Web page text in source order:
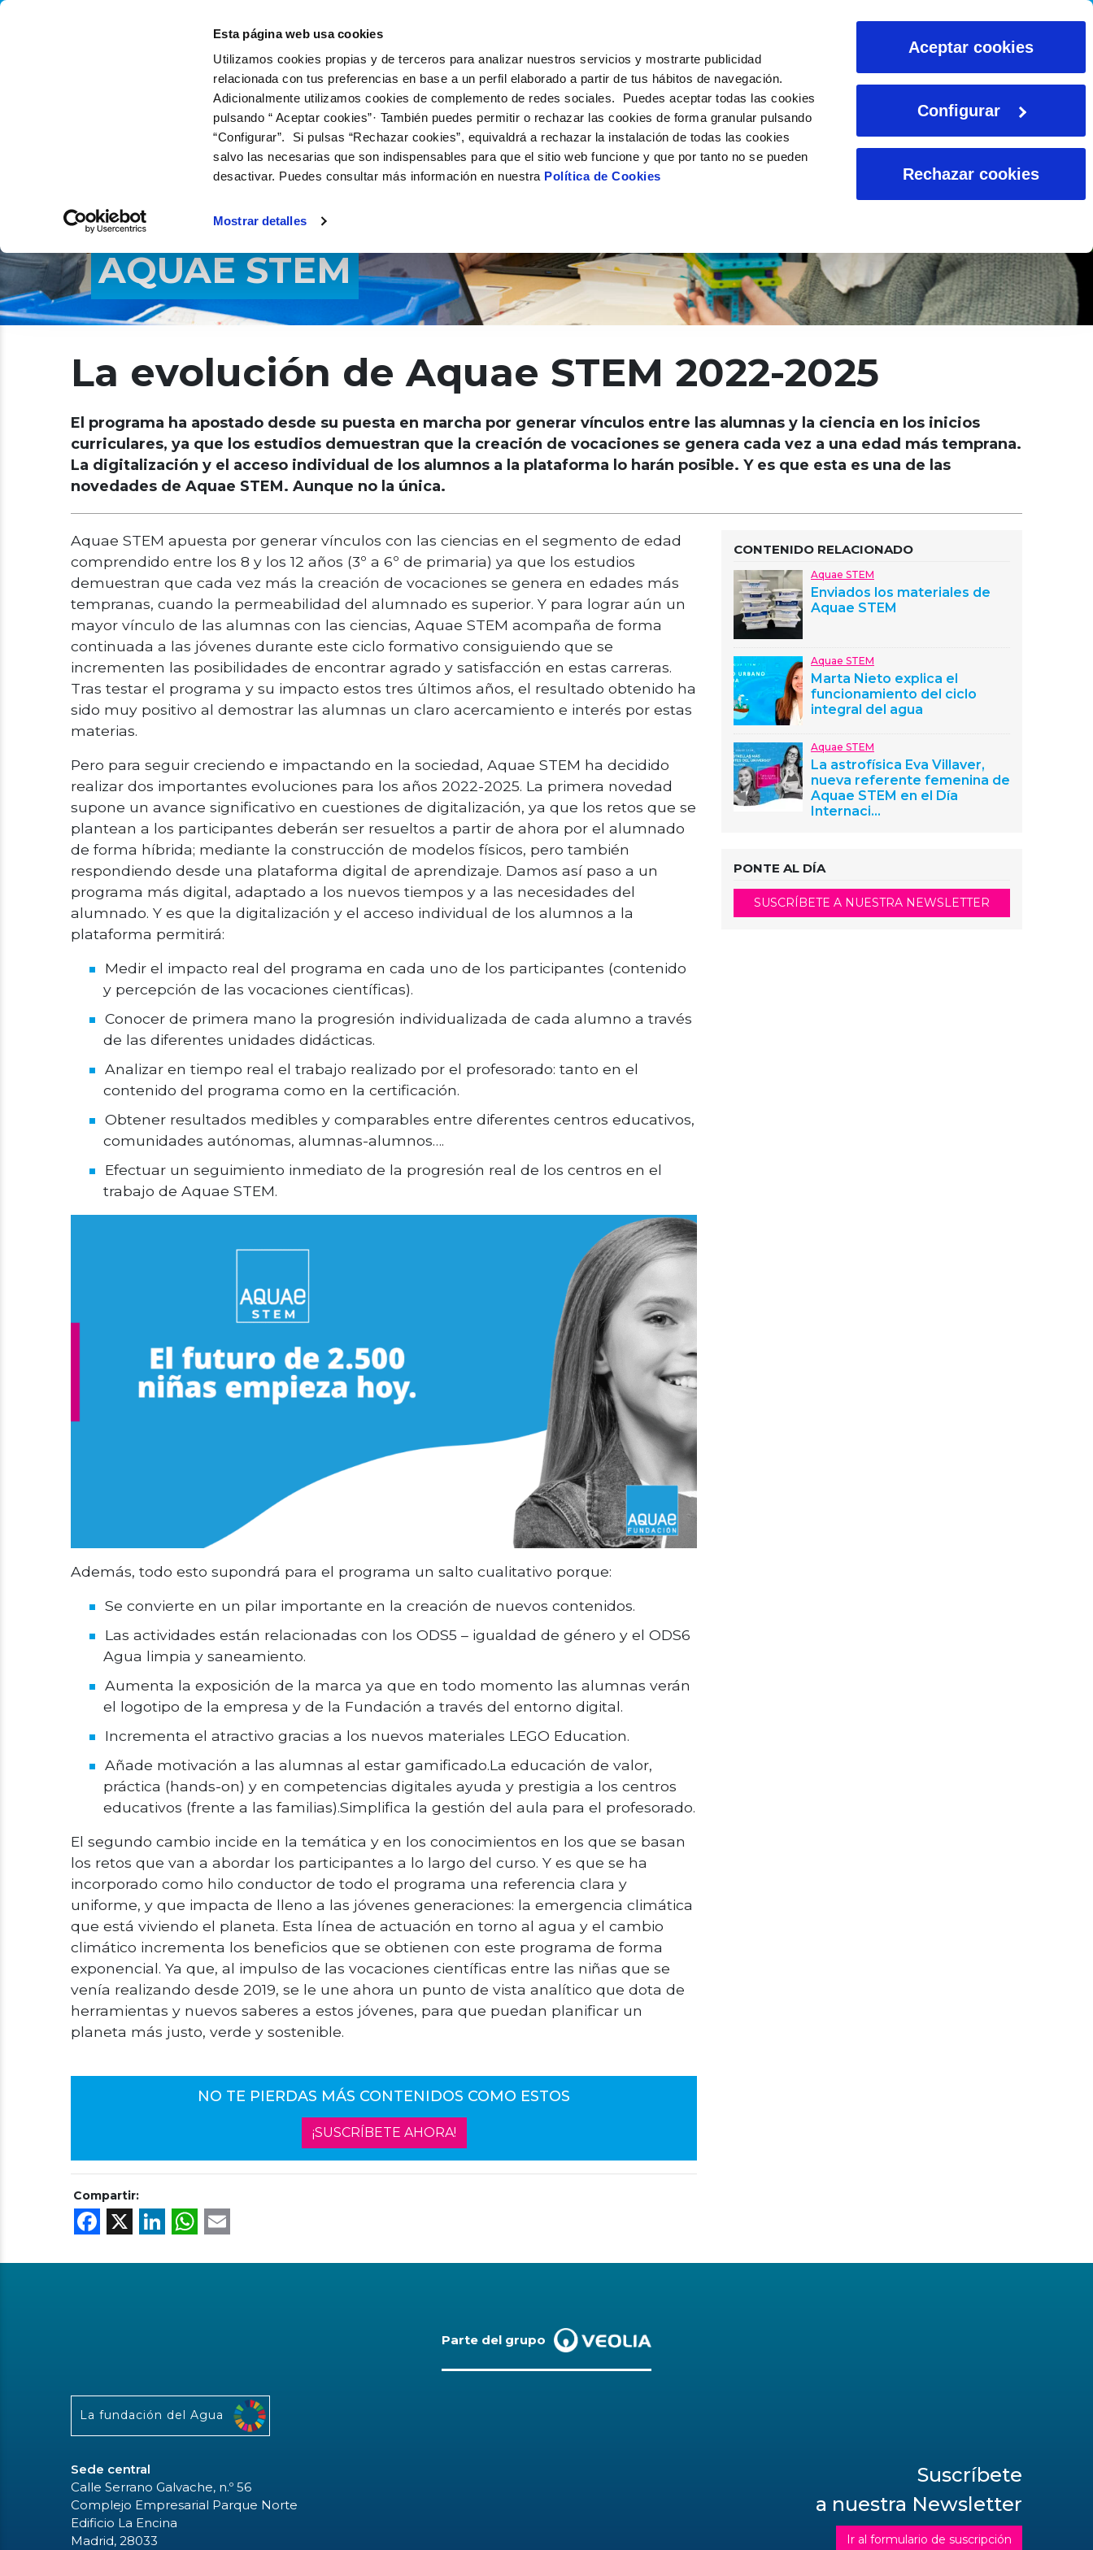
Esta página web usa cookies
Utilizamos cookies propias y de terceros para analizar nuestros servicios y mostrarte publicidad
relacionada con tus preferencias en base a un perfil elaborado a partir de tus hábitos de navegación.
Adicionalmente utilizamos cookies de complemento de redes sociales. Puedes aceptar todas las cookies
pulsando “ Aceptar cookies”· También puedes permitir o rechazar las cookies de forma granular pulsando
“Configurar”. Si pulsas “Rechazar cookies”, equivaldrá a rechazar la instalación de todas las cookies
salvo las necesarias que son indispensables para que el sitio web funcione y que por tanto no se pueden
desactivar. Puedes consultar más información en nuestra Política de Cookies
Mostrar detalles
Aceptar cookies
Configurar
Rechazar cookies
AQUAE STEM
La evolución de Aquae STEM 2022-2025
El programa ha apostado desde su puesta en marcha por generar vínculos entre las alumnas y la ciencia en los inicios
curriculares, ya que los estudios demuestran que la creación de vocaciones se genera cada vez a una edad más temprana.
La digitalización y el acceso individual de los alumnos a la plataforma lo harán posible. Y es que esta es una de las
novedades de Aquae STEM. Aunque no la única.
Aquae STEM apuesta por generar vínculos con las ciencias en el segmento de edad
comprendido entre los 8 y los 12 años (3º a 6º de primaria) ya que los estudios
demuestran que cada vez más la creación de vocaciones se genera en edades más
tempranas, cuando la permeabilidad del alumnado es superior. Y para lograr aún un
mayor vínculo de las alumnas con las ciencias, Aquae STEM acompaña de forma
continuada a las jóvenes durante este ciclo formativo consiguiendo que se
incrementen las posibilidades de encontrar agrado y satisfacción en estas carreras.
Tras testar el programa y su impacto estos tres últimos años, el resultado obtenido ha
sido muy positivo al demostrar las alumnas un claro acercamiento e interés por estas
materias.
Pero para seguir creciendo e impactando en la sociedad, Aquae STEM ha decidido
realizar dos importantes evoluciones para los años 2022-2025. La primera novedad
supone un avance significativo en cuestiones de digitalización, ya que los retos que se
plantean a los participantes deberán ser resueltos a partir de ahora por el alumnado
de forma híbrida; mediante la construcción de modelos físicos, pero también
respondiendo desde una plataforma digital de aprendizaje. Damos así paso a un
programa más digital, adaptado a los nuevos tiempos y a las necesidades del
alumnado. Y es que la digitalización y el acceso individual de los alumnos a la
plataforma permitirá:
Medir el impacto real del programa en cada uno de los participantes (contenido
y percepción de las vocaciones científicas).
Conocer de primera mano la progresión individualizada de cada alumno a través
de las diferentes unidades didácticas.
Analizar en tiempo real el trabajo realizado por el profesorado: tanto en el
contenido del programa como en la certificación.
Obtener resultados medibles y comparables entre diferentes centros educativos,
comunidades autónomas, alumnas-alumnos….
Efectuar un seguimiento inmediato de la progresión real de los centros en el
trabajo de Aquae STEM.
Además, todo esto supondrá para el programa un salto cualitativo porque:
Se convierte en un pilar importante en la creación de nuevos contenidos.
Las actividades están relacionadas con los ODS5 – igualdad de género y el ODS6
Agua limpia y saneamiento.
Aumenta la exposición de la marca ya que en todo momento las alumnas verán
el logotipo de la empresa y de la Fundación a través del entorno digital.
Incrementa el atractivo gracias a los nuevos materiales LEGO Education.
Añade motivación a las alumnas al estar gamificado.La educación de valor,
práctica (hands-on) y en competencias digitales ayuda y prestigia a los centros
educativos (frente a las familias).Simplifica la gestión del aula para el profesorado.
El segundo cambio incide en la temática y en los conocimientos en los que se basan
los retos que van a abordar los participantes a lo largo del curso. Y es que se ha
incorporado como hilo conductor de todo el programa una referencia clara y
uniforme, y que impacta de lleno a las jóvenes generaciones: la emergencia climática
que está viviendo el planeta. Esta línea de actuación en torno al agua y el cambio
climático incrementa los beneficios que se obtienen con este programa de forma
exponencial. Ya que, al impulso de las vocaciones científicas entre las niñas que se
venía realizando desde 2019, se le une ahora un punto de vista analítico que dota de
herramientas y nuevos saberes a estos jóvenes, para que puedan planificar un
planeta más justo, verde y sostenible.
NO TE PIERDAS MÁS CONTENIDOS COMO ESTOS
¡SUSCRÍBETE AHORA!
Compartir:
Facebook
X LinkedIn
WhatsApp
CONTENIDO RELACIONADO
Aquae STEM
Enviados los materiales de
Aquae STEM
Aquae STEM
Marta Nieto explica el
funcionamiento del ciclo
integral del agua
Aquae STEM
La astrofísica Eva Villaver,
nueva referente femenina de
Aquae STEM en el Día
Internaci...
PONTE AL DÍA
SUSCRÍBETE A NUESTRA NEWSLETTER
Parte del grupo
La fundación del Agua
Sede central
Calle Serrano Galvache, n.º 56
Complejo Empresarial Parque Norte
Edificio La Encina
Madrid, 28033
Suscríbete
a nuestra Newsletter
Ir al formulario de suscripción